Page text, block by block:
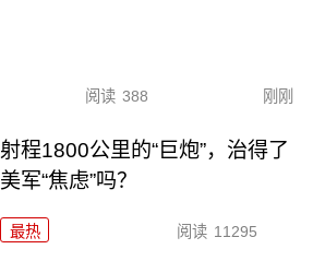
阅读 388 刚刚
射程1800公里的“巨炮”，治得了
美军“焦虑”吗？
最热 阅读 11295